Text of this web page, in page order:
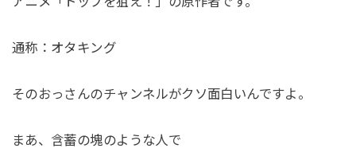
通称：オタキング
そのおっさんのチャンネルがクソ面白いんですよ。
まあ、含蓄の塊のような人で